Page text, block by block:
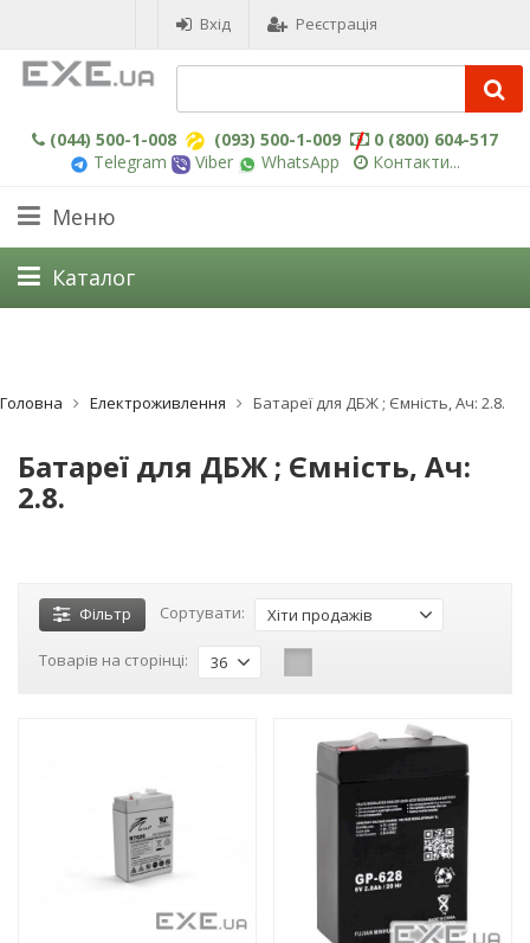
Вхід Реєстрація
(044) 500-1-008 (093) 500-1-009
0 (800) 604-517
Telegram
Viber WhatsApp Контакти...
Меню
Каталог
Головна Електроживлення Батареї для ДБЖ ; Ємність, Ач: 2.8.
Батареї для ДБЖ ; Ємність, Ач:
2.8.
Фільтр Сортувати: Хіти продажів
Товарів на сторінці: 36
-3%